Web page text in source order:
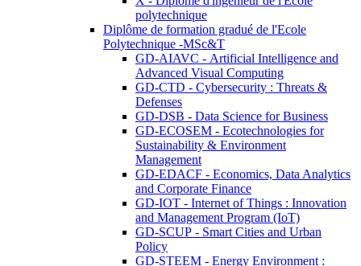
polytechnique
Diplôme de formation gradué de l'Ecole
Polytechnique -MSc&T
GD-AIAVC - Artificial Intelligence and
Advanced Visual Computing
GD-CTD - Cybersecurity : Threats &
Defenses
GD-DSB - Data Science for Business
GD-ECOSEM - Ecotechnologies for
Sustainability & Environment
Management
GD-EDACF - Economics, Data Analytics
and Corporate Finance
GD-IOT - Internet of Things : Innovation
and Management Program (IoT)
GD-SCUP - Smart Cities and Urban
Policy
GD-STEEM - Energy Environment :